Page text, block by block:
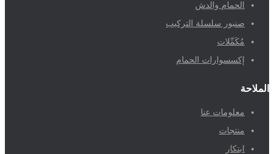
الحمام والدش
صنبور سلسلة التركيب
مُكَمِّلات
إكسسوارات الحمام
الملاحة
معلومات عنا
منتجات
ابتكار